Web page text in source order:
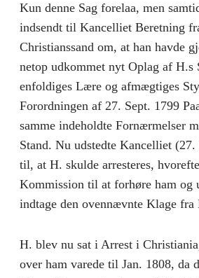
Kun denne Sag forelaa, men
indsendt til Kancelliet Beretning
Christianssand om, at han havde
netop udkommet nyt Oplag af H.s
enfoldiges Lære og afmægtiges
Forordningen af 27. Sept. 1799
samme indeholdte Fornærmelser
Stand. Nu udstedte Kancelliet
til, at H. skulde arresteres,
Kommission til at forhøre ham og
indtage den ovennævnte Klage fra
H. blev nu sat i Arrest i
over ham varede til Jan. 1808, da